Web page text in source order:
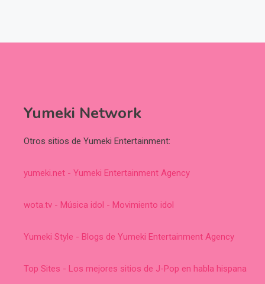
Yumeki Network
Otros sitios de Yumeki Entertainment:
yumeki.net - Yumeki Entertainment Agency
wota.tv - Música idol - Movimiento idol
Yumeki Style - Blogs de Yumeki Entertainment Agency
Top Sites - Los mejores sitios de J-Pop en habla hispana